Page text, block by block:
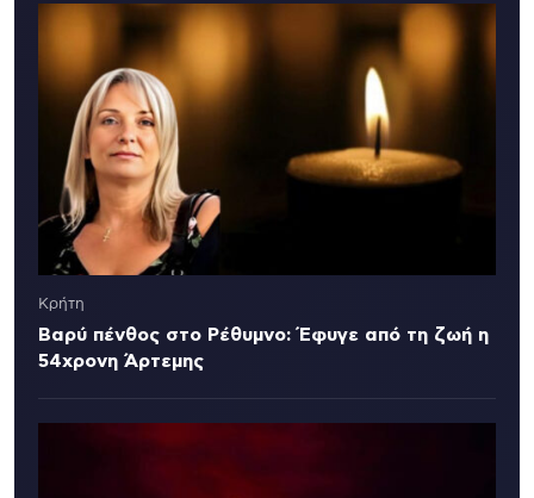
Κρήτη
Βαρύ πένθος στο Ρέθυμνο: Έφυγε από τη ζωή η
54χρονη Άρτεμης